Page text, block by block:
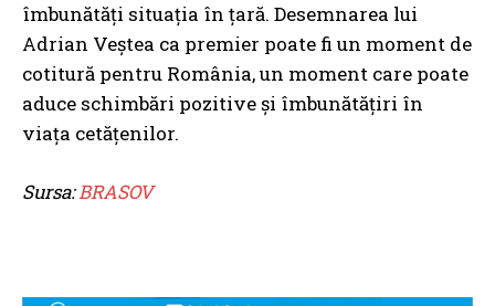
îmbunătăți situația în țară. Desemnarea lui
Adrian Veștea ca premier poate fi un moment de
cotitură pentru România, un moment care poate
aduce schimbări pozitive și îmbunătățiri în
viața cetățenilor.
Sursa:BRASOV